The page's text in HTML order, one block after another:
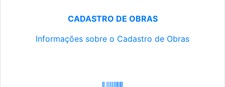
CADASTRO DE OBRAS
Informações sobre o Cadastro de Obras